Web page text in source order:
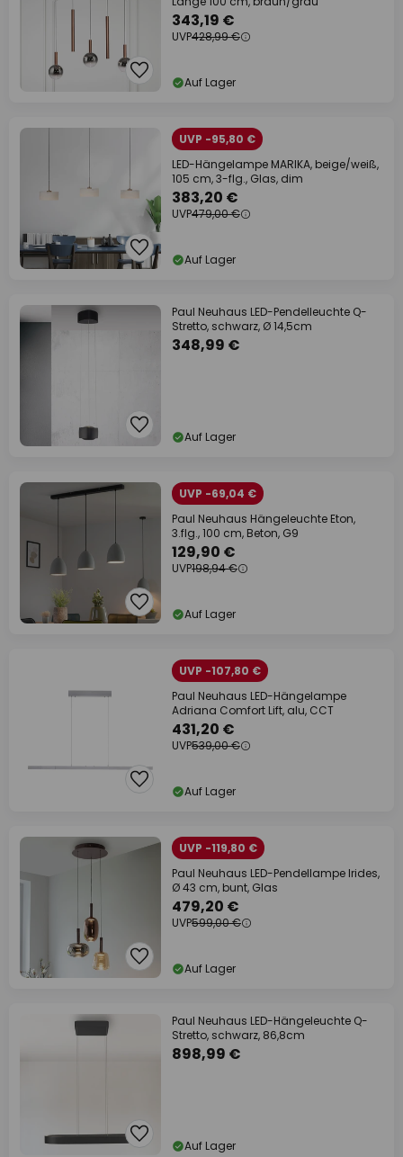
343,19 €
UVP428,99 €
Auf Lager
UVP -95,80 €
LED-Hängelampe MARIKA, beige/weiß,
105 cm, 3-flg., Glas, dim
383,20 €
UVP479,00 €
Auf Lager
Paul Neuhaus LED-Pendelleuchte Q-
Stretto, schwarz, Ø 14,5cm
348,99 €
Auf Lager
UVP -69,04 €
Paul Neuhaus Hängeleuchte Eton,
3.flg., 100 cm, Beton, G9
129,90 €
UVP198,94 €
Auf Lager
UVP -107,80 €
Paul Neuhaus LED-Hängelampe
Adriana Comfort Lift, alu, CCT
431,20 €
UVP539,00 €
Auf Lager
UVP -119,80 €
Paul Neuhaus LED-Pendellampe Irides,
Ø 43 cm, bunt, Glas
479,20 €
UVP599,00 €
Auf Lager
Paul Neuhaus LED-Hängeleuchte Q-
Stretto, schwarz, 86,8cm
898,99 €
Auf Lager